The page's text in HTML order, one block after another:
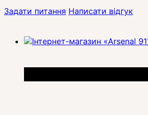
Задати питання Написати відгук